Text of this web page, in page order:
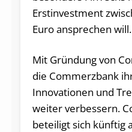
Erstinvestment
Euro ansprechen will.
Mit Gründung von
die Commerzbank
Innovationen und
weiter verbessern.
beteiligt sich künftig